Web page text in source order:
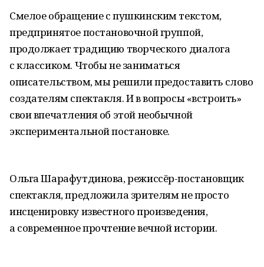
Смелое обращение с пушкинским текстом,
предпринятое постановочной группой,
продолжает традицию творческого диалога
с классиком. Чтобы не заниматься
описательством, мы решили предоставить слово
создателям спектакля. И в вопросы «встроить»
свои впечатления об этой необычной
экспериментальной постановке.
Ольга Шарафутдинова, режиссёр-постановщик
спектакля, предложила зрителям не просто
инсценировку известного произведения,
а современное прочтение вечной истории.